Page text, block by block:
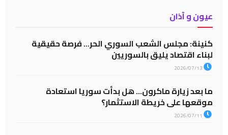
عيون و آذان
كنينة: مجلس الشعب السوري الحر… فرصة حقيقية
لبناء اقتصاد يليق بالسوريين
ما بعد زيارة ماكرون… هل بدأت سوريا استعادة
موقعها على خريطة الاستثمار؟